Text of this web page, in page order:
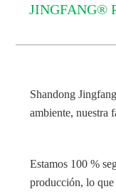
JINGFANG®
Shandong
ambiente, nuestra
Estamos 100 %
producción, lo que